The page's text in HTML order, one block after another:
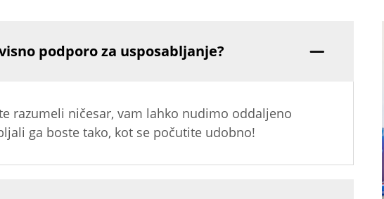
podporo za usposabljanje?
razumeli ničesar, vam lahko nudimo oddaljeno
ga boste tako, kot se počutite udobno!